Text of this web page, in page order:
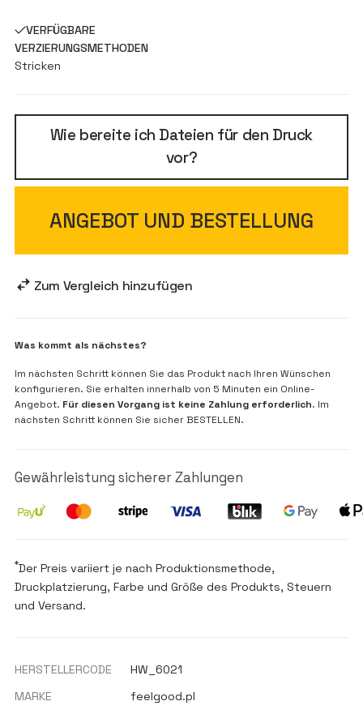
VERFÜGBARE
VERZIERUNGSMETHODEN
Stricken
Wie bereite ich Dateien für den Druck
vor?
ANGEBOT UND BESTELLUNG
Zum Vergleich hinzufügen
Was kommt als nächstes?
Im nächsten Schritt können Sie das Produkt nach Ihren Wünschen
konfigurieren. Sie erhalten innerhalb von 5 Minuten ein Online-
Angebot. Für diesen Vorgang ist keine Zahlung erforderlich. Im
nächsten Schritt können Sie sicher BESTELLEN.
Gewährleistung sicherer Zahlungen
*Der Preis variiert je nach Produktionsmethode,
Druckplatzierung, Farbe und Größe des Produkts, Steuern
und Versand.
HERSTELLERCODE
HW_6021
MARKE
feelgood.pl